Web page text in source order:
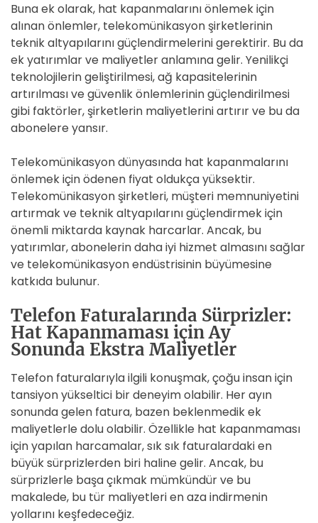
Buna ek olarak, hat kapanmalarını önlemek için
alınan önlemler, telekomünikasyon şirketlerinin
teknik altyapılarını güçlendirmelerini gerektirir. Bu da
ek yatırımlar ve maliyetler anlamına gelir. Yenilikçi
teknolojilerin geliştirilmesi, ağ kapasitelerinin
artırılması ve güvenlik önlemlerinin güçlendirilmesi
gibi faktörler, şirketlerin maliyetlerini artırır ve bu da
abonelere yansır.
Telekomünikasyon dünyasında hat kapanmalarını
önlemek için ödenen fiyat oldukça yüksektir.
Telekomünikasyon şirketleri, müşteri memnuniyetini
artırmak ve teknik altyapılarını güçlendirmek için
önemli miktarda kaynak harcarlar. Ancak, bu
yatırımlar, abonelerin daha iyi hizmet almasını sağlar
ve telekomünikasyon endüstrisinin büyümesine
katkıda bulunur.
Telefon Faturalarında Sürprizler:
Hat Kapanmaması için Ay
Sonunda Ekstra Maliyetler
Telefon faturalarıyla ilgili konuşmak, çoğu insan için
tansiyon yükseltici bir deneyim olabilir. Her ayın
sonunda gelen fatura, bazen beklenmedik ek
maliyetlerle dolu olabilir. Özellikle hat kapanmaması
için yapılan harcamalar, sık sık faturalardaki en
büyük sürprizlerden biri haline gelir. Ancak, bu
sürprizlerle başa çıkmak mümkündür ve bu
makalede, bu tür maliyetleri en aza indirmenin
yollarını keşfedeceğiz.